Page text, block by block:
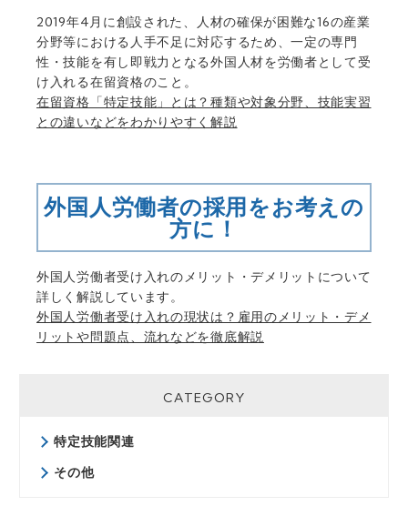
2019年4月に創設された、人材の確保が困難な16の産業
分野等における人手不足に対応するため、一定の専門
性・技能を有し即戦力となる外国人材を労働者として受
け入れる在留資格のこと。
在留資格「特定技能」とは？種類や対象分野、技能実習
との違いなどをわかりやすく解説
外国人労働者の採用をお考えの
方に！
外国人労働者受け入れのメリット・デメリットについて
詳しく解説しています。
外国人労働者受け入れの現状は？雇用のメリット・デメ
リットや問題点、流れなどを徹底解説
CATEGORY
特定技能関連
その他